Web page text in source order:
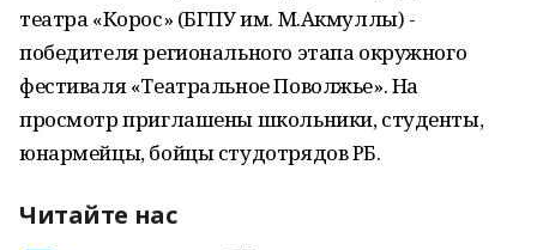
театра «Корос» (БГПУ им. М.Акмуллы) -
победителя регионального этапа окружного
фестиваля «Театральное Поволжье». На
просмотр приглашены школьники, студенты,
юнармейцы, бойцы студотрядов РБ.
Читайте нас